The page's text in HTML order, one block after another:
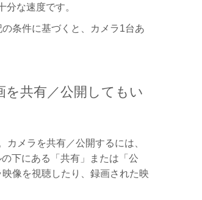
な速度です。
条件に基づくと、カメラ1台あ
共有／公開してもい
メラを共有／公開するには、
下にある「共有」または「公
像を視聴したり、録画された映